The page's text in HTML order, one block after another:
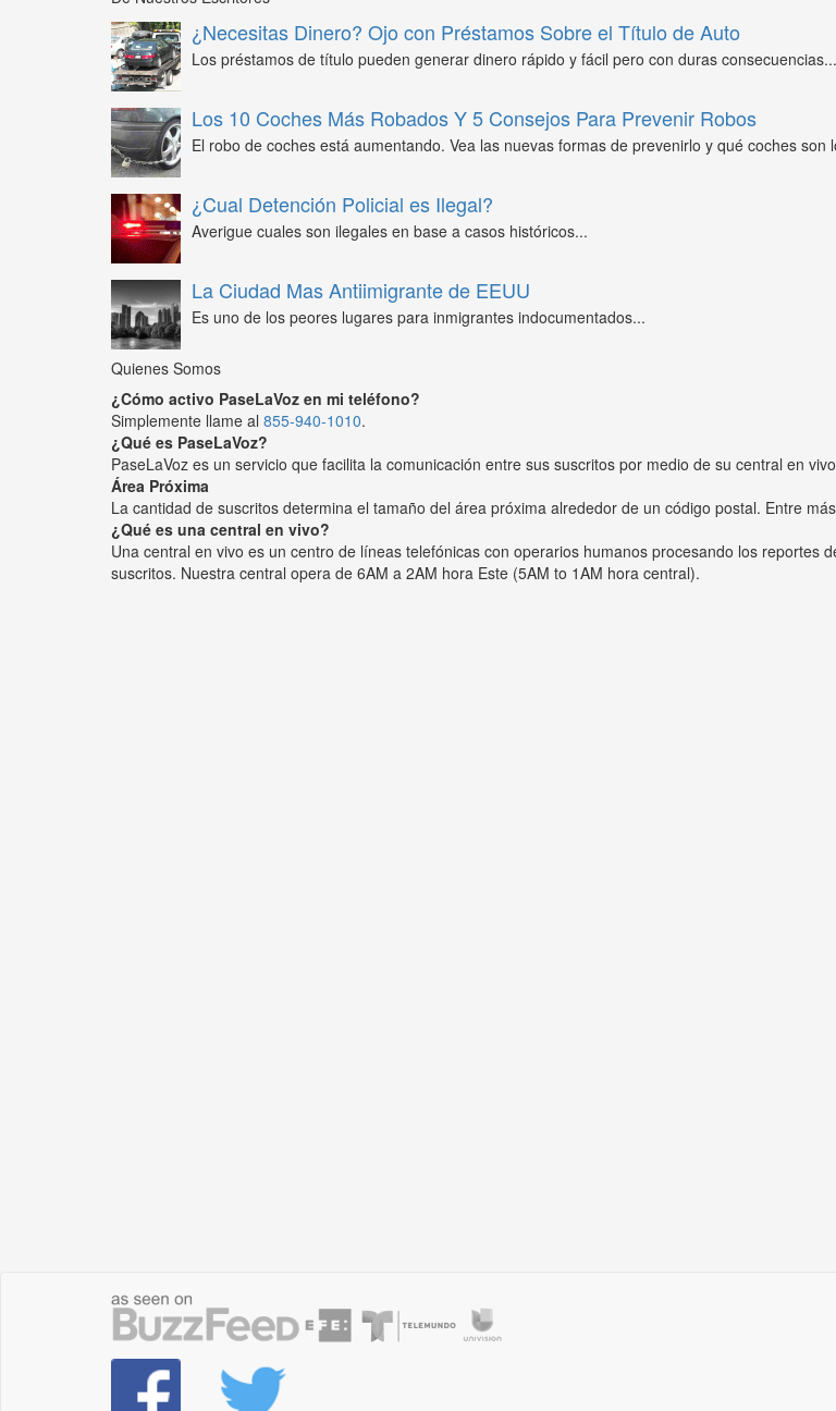
¿Necesitas Dinero? Ojo con Préstamos Sobre el Título de Auto
Los préstamos de título pueden generar dinero rápido y fácil pero con duras consecuencias...
Los 10 Coches Más Robados Y 5 Consejos Para Prevenir Robos
El robo de coches está aumentando. Vea las nuevas formas de prevenirlo y qué coches son
¿Cual Detención Policial es Ilegal?
Averigue cuales son ilegales en base a casos históricos...
La Ciudad Mas Antiimigrante de EEUU
Es uno de los peores lugares para inmigrantes indocumentados...
Quienes Somos
¿Cómo activo PaseLaVoz en mi teléfono?
Simplemente llame al 855-940-1010.
¿Qué es PaseLaVoz?
PaseLaVoz es un servicio que facilita la comunicación entre sus suscritos por medio de su central en
Área Próxima
La cantidad de suscritos determina el tamaño del área próxima alrededor de un código postal. Entre
¿Qué es una central en vivo?
Una central en vivo es un centro de líneas telefónicas con operarios humanos procesando los reportes
suscritos. Nuestra central opera de 6AM a 2AM hora Este (5AM to 1AM hora central).